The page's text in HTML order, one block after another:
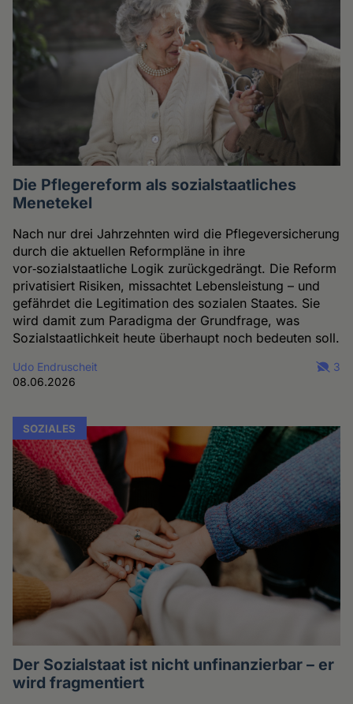
Die Pflegereform als sozialstaatliches
Menetekel
Nach nur drei Jahrzehnten wird die Pflegeversicherung
durch die aktuellen Reformpläne in ihre
vor‑sozialstaatliche Logik zurückgedrängt. Die Reform
privatisiert Risiken, missachtet Lebensleistung – und
gefährdet die Legitimation des sozialen Staates. Sie
wird damit zum Paradigma der Grundfrage, was
Sozialstaatlichkeit heute überhaupt noch bedeuten soll.
Udo Endruscheit
08.06.2026
3
SOZIALES
Der Sozialstaat ist nicht unfinanzierbar – er
wird fragmentiert